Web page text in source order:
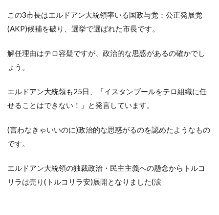
この3市長はエルドアン大統領率いる国政与党：公正発展党
(AKP)候補を破り、選挙で選ばれた市長です。
解任理由はテロ容疑ですが、政治的な思惑があるの確かでし
ょう。
エルドアン大統領も25日、「イスタンブールをテロ組織に任
せることはできない！」と発言しています。
(言わなきゃいいのに)政治的な思惑がるのを認めたようなもの
です。
エルドアン大統領の独裁政治・民主主義への懸念からトルコ
リラは売り(トルコリラ安)展開となりました(涙